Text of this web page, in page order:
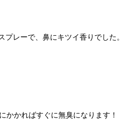
レーで、鼻にキツイ香りでした。
かればすぐに無臭になります！